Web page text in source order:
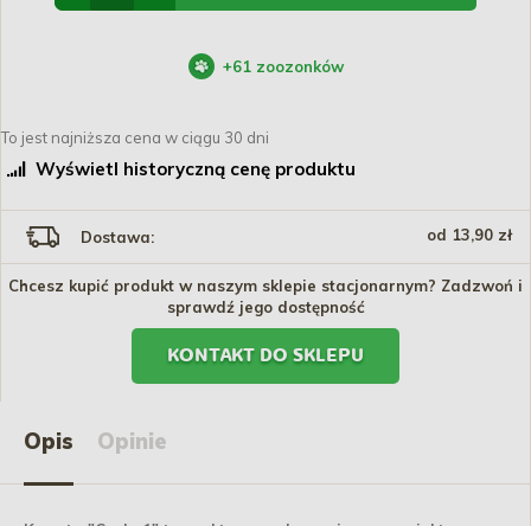
+61 zoozonków
To jest najniższa cena w ciągu 30 dni
Wyświetl historyczną cenę produktu
Dostawa: od 13,90 zł
Chcesz kupić produkt w naszym sklepie stacjonarnym? Zadzwoń i
sprawdź jego dostępność
KONTAKT DO SKLEPU
Opis Opinie